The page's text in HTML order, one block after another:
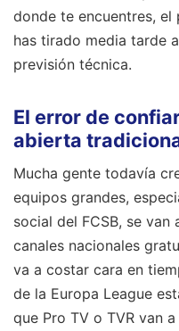
donde te encuentres,
has tirado media tarde
previsión técnica.
El error de
abierta
Mucha gente todavía
equipos grandes,
social del FCSB, se
canales nacionales
va a costar cara en
de la Europa League
que Pro TV o TVR van